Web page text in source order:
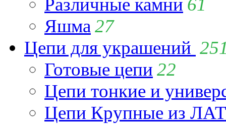
Яшма 27
Цепи для украшений
Готовые цепи 22
Цепи тонкие и
Цепи Крупные из